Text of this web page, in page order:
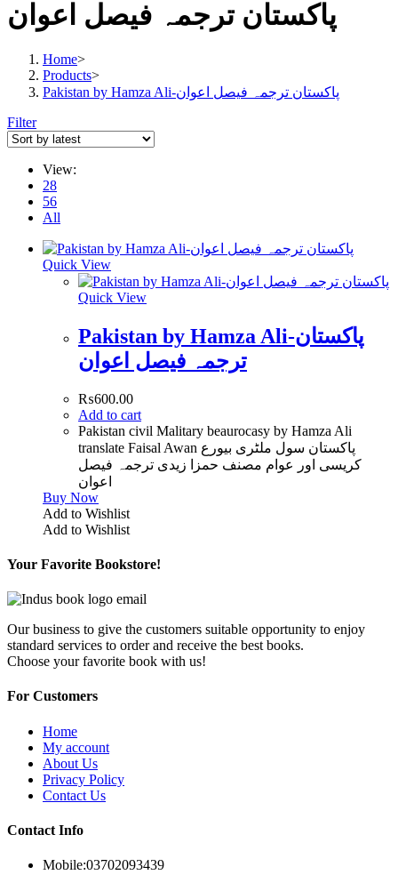
پاکستان ترجمہ فیصل اعوان
Home>
Products>
Pakistan by Hamza Ali-پاکستان ترجمہ فیصل اعوان
Filter
View:
28
56
All
Quick View
Quick View
Pakistan by Hamza Ali-پاکستان
ترجمہ فیصل اعوان
₨600.00
Add to cart
Pakistan civil Malitary beaurocasy by Hamza Ali
translate Faisal Awan پاکستان سول ملٹری بیورع
کریسی اور عوام مصنف حمزا زیدی ترجمہ فیصل
اعوان
Buy Now
Add to Wishlist
Add to Wishlist
Your Favorite Bookstore!
Our business to give the customers suitable opportunity to enjoy
standard services to order and receive the best books.
Choose your favorite book with us!
For Customers
Home
My account
About Us
Privacy Policy
Contact Us
Contact Info
Mobile:03702093439